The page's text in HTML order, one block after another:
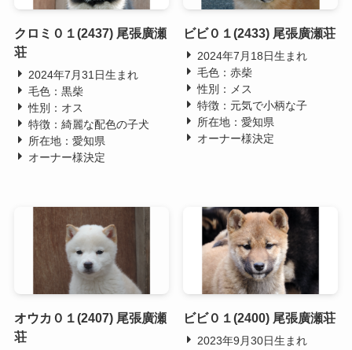
クロミ０１(2437) 尾張廣瀬
荘
2024年7月31日生まれ
毛色：黒柴
性別：オス
特徴：綺麗な配色の子犬
所在地：愛知県
オーナー様決定
ビビ０１(2433) 尾張廣瀬荘
2024年7月18日生まれ
毛色：赤柴
性別：メス
特徴：元気で小柄な子
所在地：愛知県
オーナー様決定
オウカ０１(2407) 尾張廣瀬
荘
ビビ０１(2400) 尾張廣瀬荘
2023年9月30日生まれ